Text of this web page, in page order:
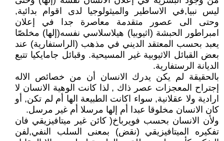
ليس نبيا,في الاساطير والميثولوجيا لدى اقوام بدائية,
وحتى الى عصور متقدمة معاصرة جدا في إعلان
امبراطور الحبشة (اثيوبيا) هيلاسلاسي نفسه(إلها) مخلصّا
يعبد بحسب المعتقد الديني في مذهب (الراستفارية) عند
بعض القبائل الاثيوبية غير المسيحية. وقبائل جامايكيا تتبع
الديانة الرستفارية.
بالحقيقة لم يكن يدرك الانسان أن من خصائص الاله
إجتراح المعجزات عصر ذاك , لذا كانت الوهية الانسان لا
ارادية ولا عقلانية, سواء اكانت الطبيعة الها أم لم تكن, أو
كان الانسان مخلوقا عبدا أم إلها مرسلا أم غير مرسل.
ولأن الانسان بحسب فويرباخ( كائن غير ميتافيزيقي فان
تفكيره الميتافيزيقي (نقض) بمعنى السلب النفي,لفن